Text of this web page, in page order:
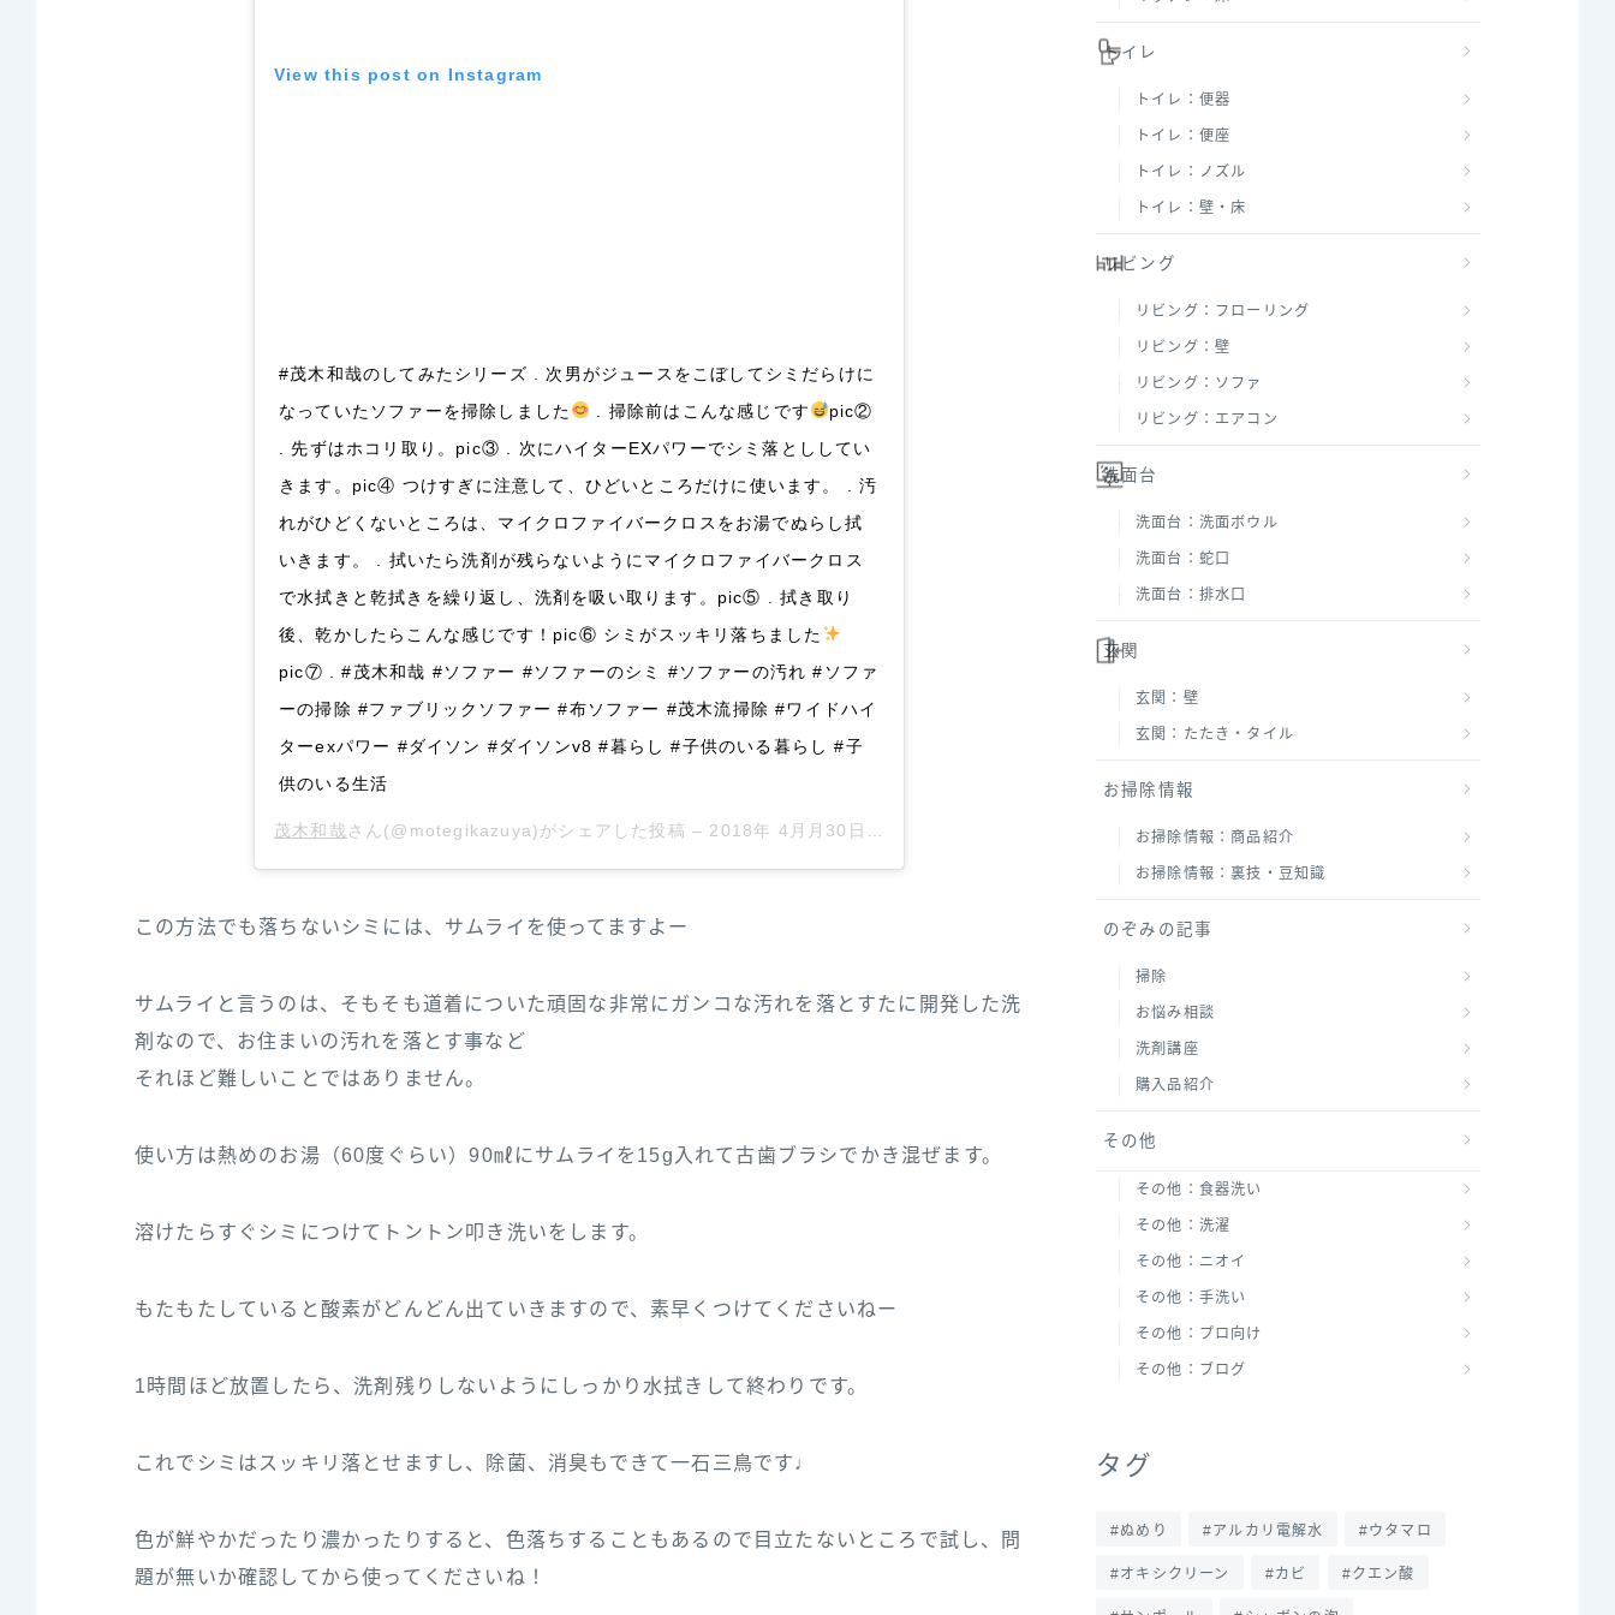
View this post on Instagram
#茂木和哉のしてみたシリーズ . 次男がジュースをこぼしてシミだらけに
なっていたソファーを掃除しました
. 掃除前はこんな感じです
pic②
. 先ずはホコリ取り。pic③ . 次にハイターEXパワーでシミ落とししてい
きます。pic④ つけすぎに注意して、ひどいところだけに使います。 . 汚
れがひどくないところは、マイクロファイバークロスをお湯でぬらし拭
いきます。 . 拭いたら洗剤が残らないようにマイクロファイバークロス
で水拭きと乾拭きを繰り返し、洗剤を吸い取ります。pic⑤ . 拭き取り
後、乾かしたらこんな感じです！pic⑥ シミがスッキリ落ちました
pic⑦ . #茂木和哉 #ソファー #ソファーのシミ #ソファーの汚れ #ソファ
ーの掃除 #ファブリックソファー #布ソファー #茂木流掃除 #ワイドハイ
ターexパワー #ダイソン #ダイソンv8 #暮らし #子供のいる暮らし #子
供のいる生活
茂木和哉 さん(@motegikazuya)がシェアした投稿 – 2018年 4月月30日午後5時12分PDT
この方法でも落ちないシミには、サムライを使ってますよー
サムライと言うのは、そもそも道着についた頑固な非常にガンコな汚れを落とすたに開発した洗
剤なので、お住まいの汚れを落とす事など
それほど難しいことではありません。
使い方は熱めのお湯（60度ぐらい）90㎖にサムライを15g入れて古歯ブラシでかき混ぜます。
溶けたらすぐシミにつけてトントン叩き洗いをします。
もたもたしていると酸素がどんどん出ていきますので、素早くつけてくださいねー
1時間ほど放置したら、洗剤残りしないようにしっかり水拭きして終わりです。
これでシミはスッキリ落とせますし、除菌、消臭もできて一石三鳥です♩
色が鮮やかだったり濃かったりすると、色落ちすることもあるので目立たないところで試し、問
題が無いか確認してから使ってくださいね！
トイレ
トイレ：便器
トイレ：便座
トイレ：ノズル
トイレ：壁・床
リビング
リビング：フローリング
リビング：壁
リビング：ソファ
リビング：エアコン
洗面台
洗面台：洗面ボウル
洗面台：蛇口
洗面台：排水口
玄関
玄関：壁
玄関：たたき・タイル
お掃除情報
お掃除情報：商品紹介
お掃除情報：裏技・豆知識
のぞみの記事
掃除
お悩み相談
洗剤講座
購入品紹介
その他
その他：食器洗い
その他：洗濯
その他：ニオイ
その他：手洗い
その他：プロ向け
その他：ブログ
タグ
ぬめり アルカリ電解水 ウタマロ
オキシクリーン カビ クエン酸